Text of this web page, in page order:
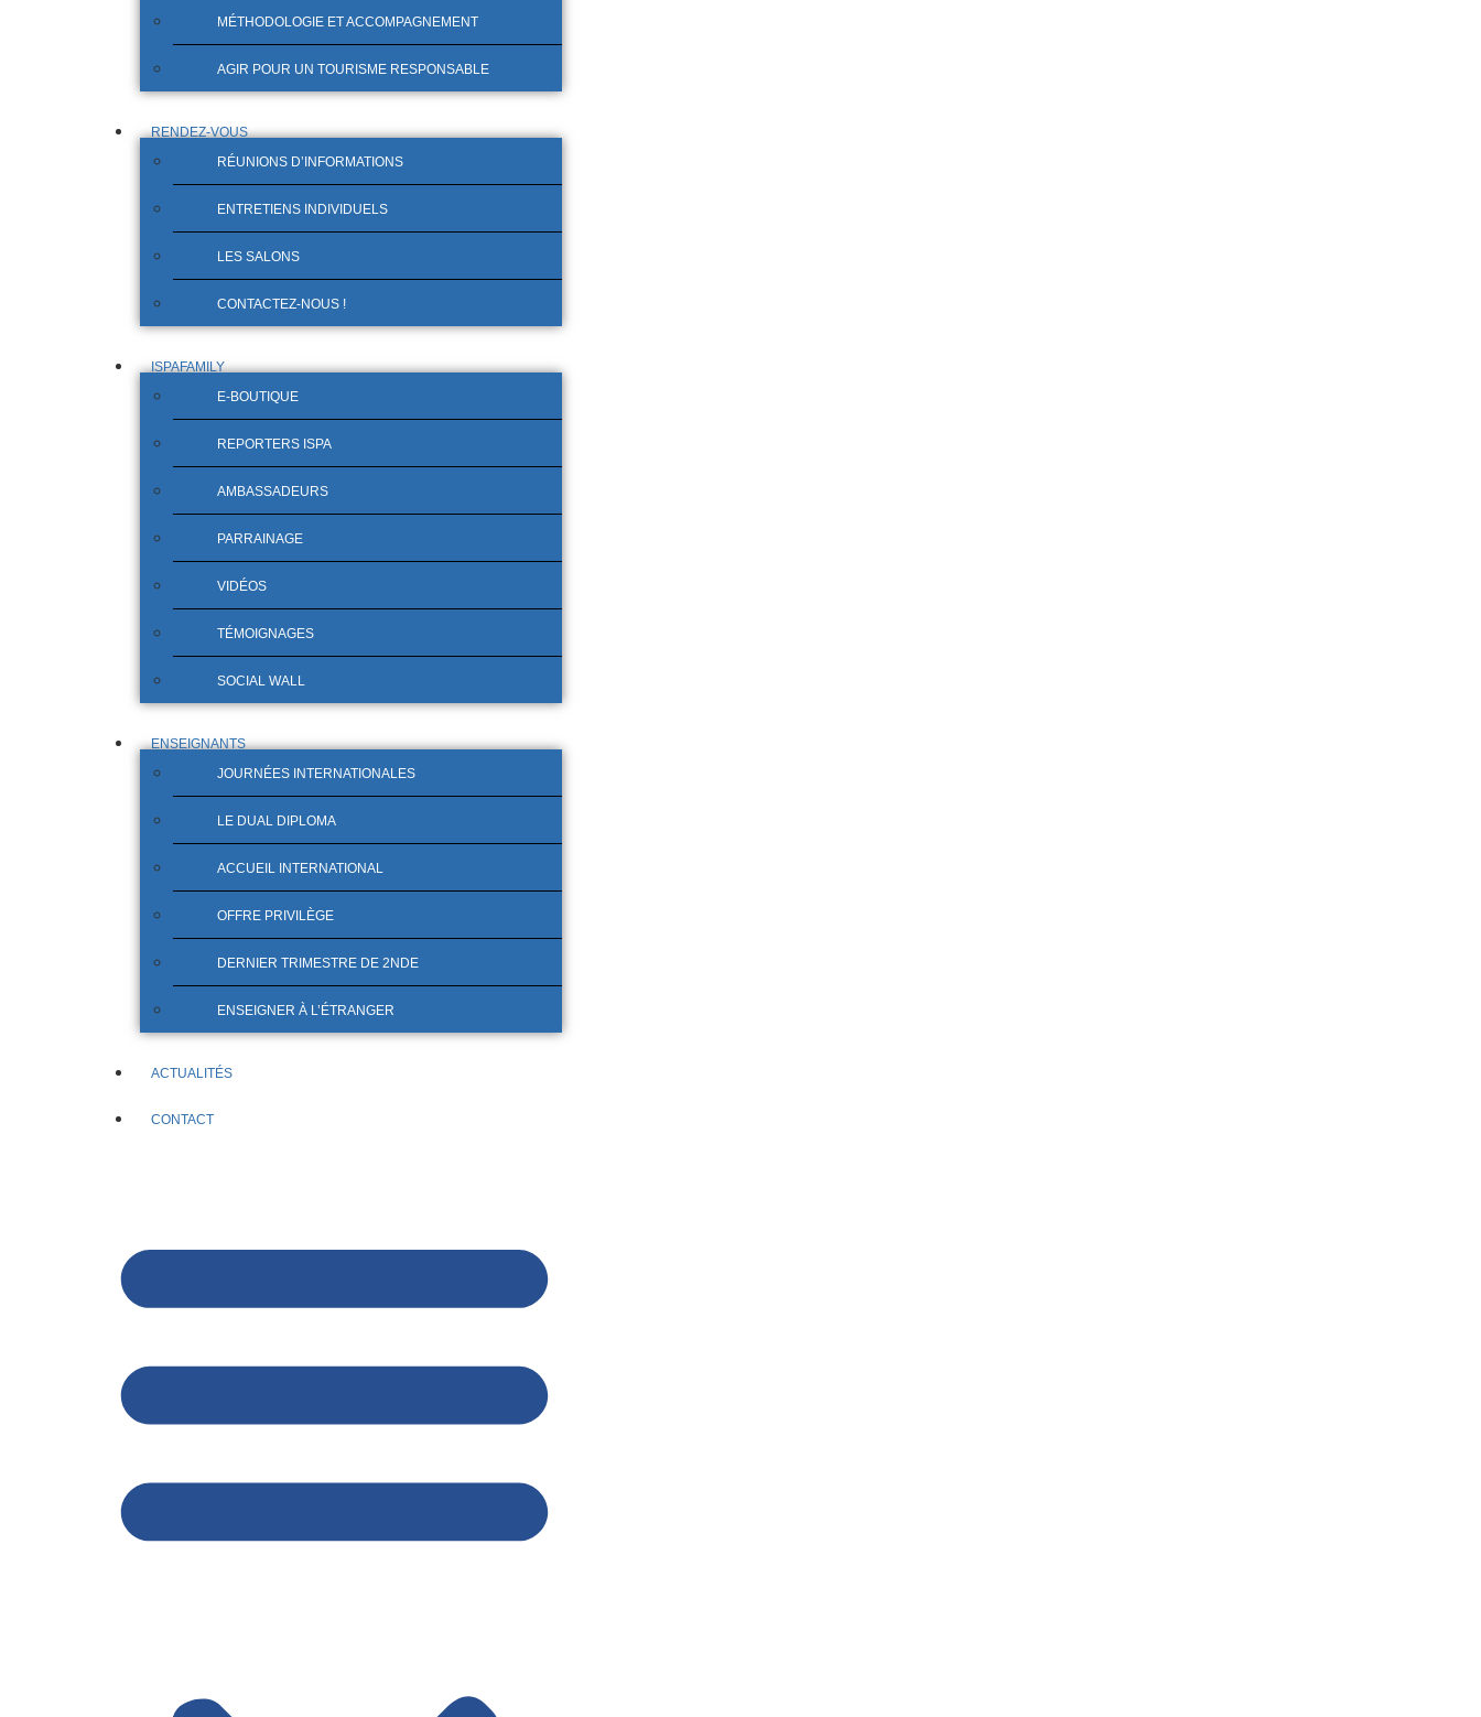
MÉTHODOLOGIE ET ACCOMPAGNEMENT
AGIR POUR UN TOURISME RESPONSABLE
RENDEZ-VOUS
RÉUNIONS D’INFORMATIONS
ENTRETIENS INDIVIDUELS
LES SALONS
CONTACTEZ-NOUS !
ISPAFAMILY
E-BOUTIQUE
REPORTERS ISPA
AMBASSADEURS
PARRAINAGE
VIDÉOS
TÉMOIGNAGES
SOCIAL WALL
ENSEIGNANTS
JOURNÉES INTERNATIONALES
LE DUAL DIPLOMA
ACCUEIL INTERNATIONAL
OFFRE PRIVILÈGE
DERNIER TRIMESTRE DE 2NDE
ENSEIGNER À L’ÉTRANGER
ACTUALITÉS
CONTACT